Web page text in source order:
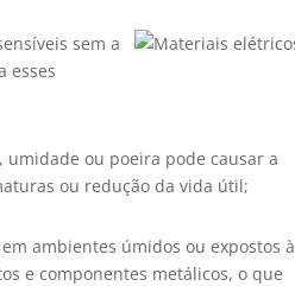
sem a
esses
ou poeira pode causar a
ou redução da vida útil;
ambientes úmidos ou expostos à
e componentes metálicos, o que